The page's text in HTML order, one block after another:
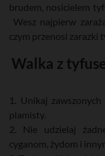
brudem, nosicielem
Wesz najpierw
czym przenosi zarazki
Walka z
1. Unikaj
plamisty.
2. Nie udzielaj
cyganom, żydom i